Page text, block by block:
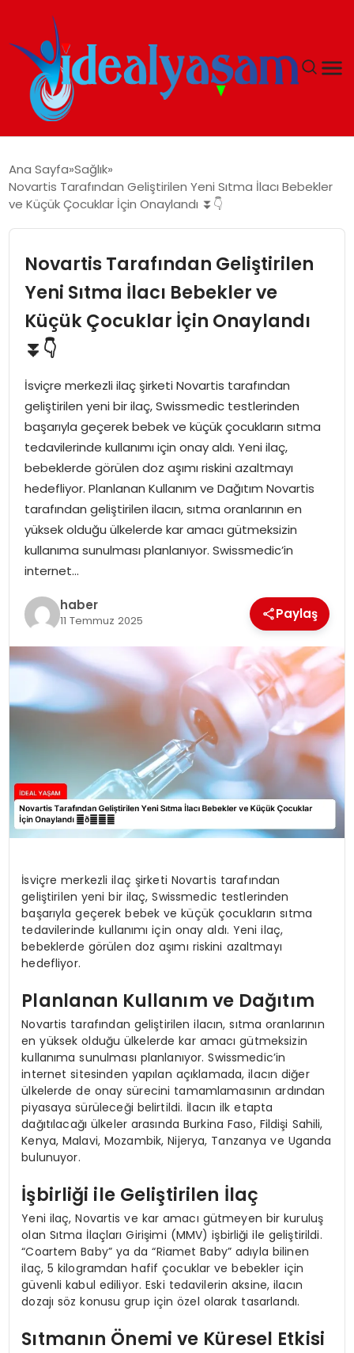
GÜNDEM
İDEAL SPOR
YAŞAM
MAGAZIN
SAĞLIK
SOSYAL HABER
Ana Sayfa Sağlık
Novartis Tarafından Geliştirilen Yeni Sıtma İlacı Bebekler
ve Küçük Çocuklar İçin Onaylandı ⏬👇
Novartis Tarafından Geliştirilen
Yeni Sıtma İlacı Bebekler ve
Küçük Çocuklar İçin Onaylandı
⏬👇
İsviçre merkezli ilaç şirketi Novartis tarafından
geliştirilen yeni bir ilaç, Swissmedic testlerinden
başarıyla geçerek bebek ve küçük çocukların sıtma
tedavilerinde kullanımı için onay aldı. Yeni ilaç,
bebeklerde görülen doz aşımı riskini azaltmayı
hedefliyor. Planlanan Kullanım ve Dağıtım Novartis
tarafından geliştirilen ilacın, sıtma oranlarının en
yüksek olduğu ülkelerde kar amacı gütmeksizin
kullanıma sunulması planlanıyor. Swissmedic’in
internet…
haber
11 Temmuz 2025 Paylaş
İsviçre merkezli ilaç şirketi Novartis tarafından
geliştirilen yeni bir ilaç, Swissmedic testlerinden
başarıyla geçerek bebek ve küçük çocukların sıtma
tedavilerinde kullanımı için onay aldı. Yeni ilaç,
bebeklerde görülen doz aşımı riskini azaltmayı
hedefliyor.
Planlanan Kullanım ve Dağıtım
Novartis tarafından geliştirilen ilacın, sıtma oranlarının
en yüksek olduğu ülkelerde kar amacı gütmeksizin
kullanıma sunulması planlanıyor. Swissmedic’in
internet sitesinden yapılan açıklamada, ilacın diğer
ülkelerde de onay sürecini tamamlamasının ardından
piyasaya sürüleceği belirtildi. İlacın ilk etapta
dağıtılacağı ülkeler arasında Burkina Faso, Fildişi Sahili,
Kenya, Malavi, Mozambik, Nijerya, Tanzanya ve Uganda
bulunuyor.
İşbirliği ile Geliştirilen İlaç
Yeni ilaç, Novartis ve kar amacı gütmeyen bir kuruluş
olan Sıtma İlaçları Girişimi (MMV) işbirliği ile geliştirildi.
“Coartem Baby” ya da “Riamet Baby” adıyla bilinen
ilaç, 5 kilogramdan hafif çocuklar ve bebekler için
güvenli kabul ediliyor. Eski tedavilerin aksine, ilacın
dozajı söz konusu grup için özel olarak tasarlandı.
Sıtmanın Önemi ve Küresel Etkisi